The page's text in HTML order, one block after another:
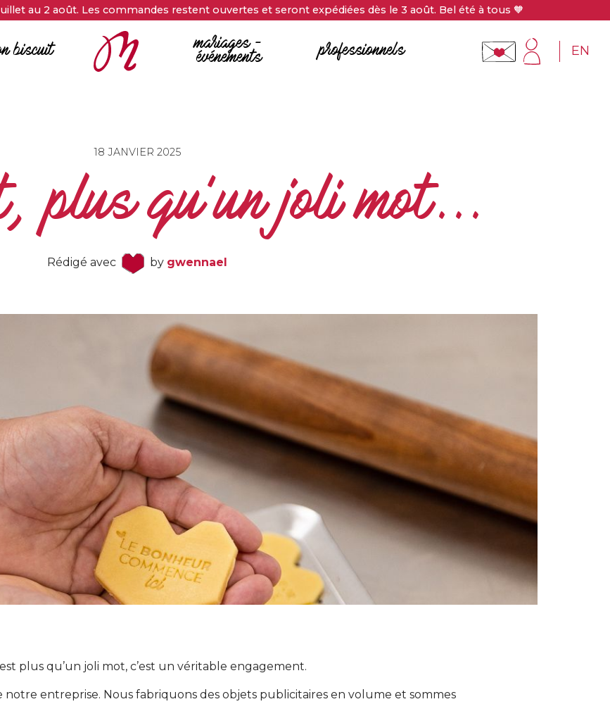
au 2 août. Les commandes restent ouvertes et seront expédiées dès le 3 août. Bel été à tous 🧡
biscuit
mariages –
événements
professionnels EN
18 JANVIER 2025
plus qu'un joli mot...
Rédigé avec by gwennael
plus qu’un joli mot, c’est un véritable engagement.
notre entreprise. Nous fabriquons des objets publicitaires en volume et sommes